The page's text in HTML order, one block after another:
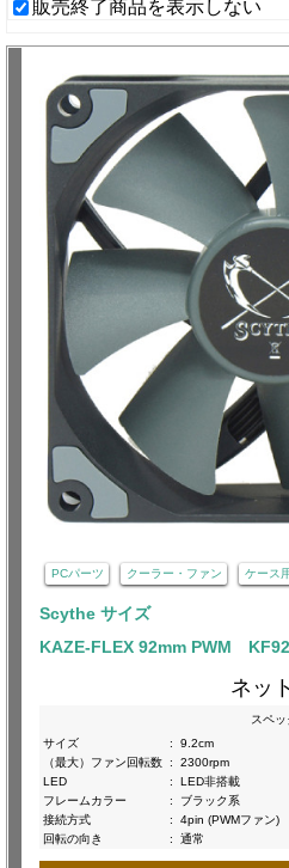
販売終了商品を表示しない
PCパーツ クーラー・ファン ケース
Scythe サイズ
KAZE-FLEX 92mm PWM
ネッ
スペッ
サイズ
:
9.2cm
（最大）ファン回転数 :
2300rpm
LED
:
LED非搭載
フレームカラー
:
ブラック系
接続方式
:
4pin (PWMファン)
回転の向き
: 通常